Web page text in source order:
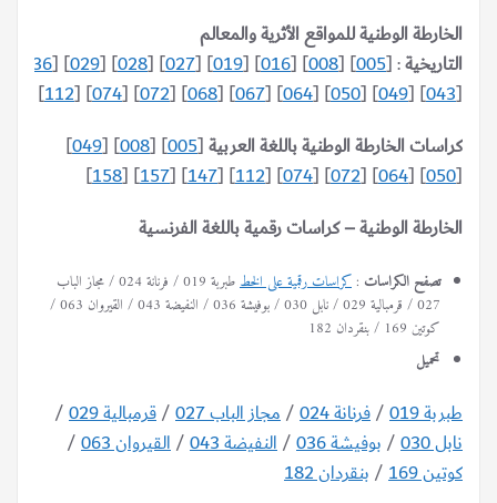
الخارطة الوطنية للمواقع الأثرية والمعالم
التاريخية: [
005
] [
008
] [
016
] [
019
] [
027
] [
028
] [
029
] [
036
[
043
] [
049
] [
050
] [
064
] [
067
] [
068
] [
072
] [
074
] [
112
] [
كراسات الخارطة الوطنية باللغة العربية[
005
] [
008
] [
049
]
[
050
] [
064
] [
072
] [
074
] [
112
] [
147
] [
157
] [
158
]
الخارطة الوطنية – كراسات رقمية باللغة الفرنسية
تصفح الكراسات :كراسات رقمية على الخط طبربة 019 / فرنانة 024 / مجاز الباب
027 / قرمبالية 029 / نابل 030 / بوفيشة 036 / النفيضة 043 / القيروان 063 /
كوتين 169 / بنقردان 182
تحميل
طبربة 019 /فرنانة 024 /مجاز الباب 027 /قرمبالية 029
/
نابل 030
/ بوفيشة 036 /النفيضة 043 /القيروان 063
/
كوتين 169
/ بنقردان 182